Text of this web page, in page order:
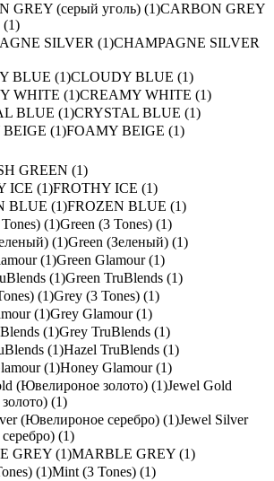
CARBON GREY
(1)
CHAMPAGNE SILVER
CLOUDY BLUE (1)
CREAMY WHITE (1)
CRYSTAL BLUE (1)
FOAMY BEIGE (1)
GREEN (1)
FROTHY ICE (1)
FROZEN BLUE (1)
Green (3 Tones) (1)
Green (Зеленый) (1)
Green Glamour (1)
Green TruBlends (1)
Grey (3 Tones) (1)
Grey Glamour (1)
Grey TruBlends (1)
Hazel TruBlends (1)
Honey Glamour (1)
Jewel Gold
(1)
Jewel Silver
(1)
MARBLE GREY (1)
Mint (3 Tones) (1)